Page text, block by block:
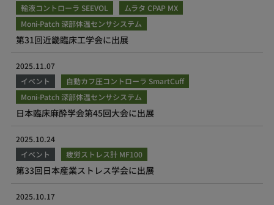
輸液コントローラ SEEVOL
ムラタ CPAP MX
Moni-Patch 深部体温センサシステム
第31回近畿臨床工学会に出展
2025.11.07
イベント
自動カフ圧コントローラ SmartCuff
Moni-Patch 深部体温センサシステム
日本臨床麻酔学会第45回大会に出展
2025.10.24
イベント
疲労ストレス計 MF100
第33回日本産業ストレス学会に出展
2025.10.17